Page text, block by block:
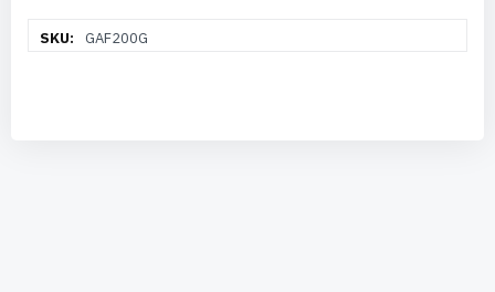
informatieGAF200G